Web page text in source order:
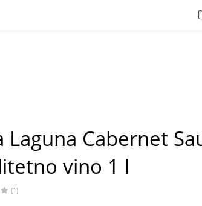
Laguna Cabernet
vino 1 l
(1)